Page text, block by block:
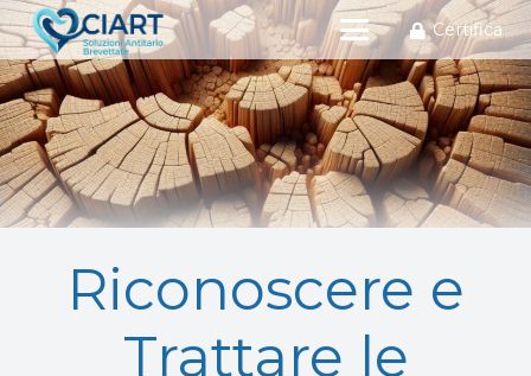
Certifica
Riconoscere e
Trattare le